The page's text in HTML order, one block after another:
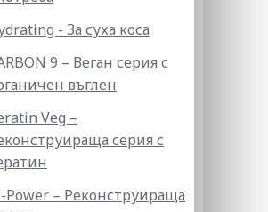
- За суха коса
9 – Веган серия с
въглен
Veg –
серия с
Power – Реконструираща